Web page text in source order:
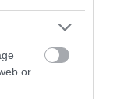
or
nemzetközi